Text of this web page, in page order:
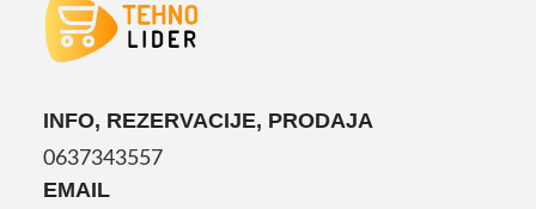
INFO, REZERVACIJE, PRODAJA
0637343557
EMAIL